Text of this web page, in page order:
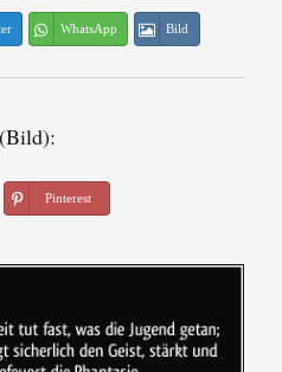
WhatsApp Bild
Pinterest